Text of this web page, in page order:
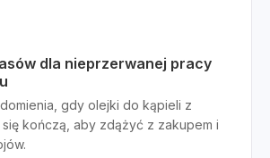
dla nieprzerwanej pracy
gdy olejki do kąpieli z
kończą, aby zdążyć z zakupem i